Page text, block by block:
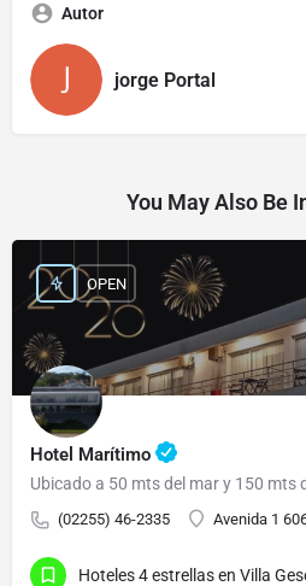
Autor
jorge Portal
You May Also Be
Hotel Marítimo
Ubicado a 50 mts del mar y 150 mts
(02255) 46-2335 Avenida 1
OPEN
Hoteles 4 estrellas en Villa